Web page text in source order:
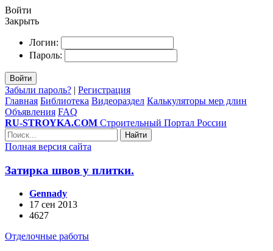
Войти
Закрыть
Логин:
Пароль:
Войти
Забыли пароль? | Регистрация
Главная Библиотека Видеораздел Калькуляторы мер длин
Объявления FAQ
RU-STROYKA.COM Строительный Портал России
Найти
Полная версия сайта
Затирка швов у плитки.
Gennady
17 сен 2013
4627
Отделочные работы